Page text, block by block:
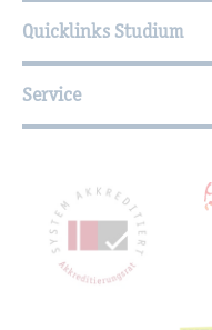
Quicklinks Studium
Service